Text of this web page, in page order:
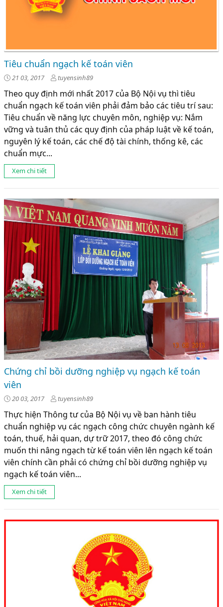
Tiêu chuẩn ngạch kế toán viên
21 03, 2017 tuyensinh89
Theo quy định mới nhất 2017 của Bộ Nội vụ thì tiêu
chuẩn ngạch kế toán viên phải đảm bảo các tiêu trí sau:
Tiêu chuẩn về năng lực chuyên môn, nghiệp vụ: Nắm
vững và tuân thủ các quy định của pháp luật về kế toán,
nguyên lý kế toán, các chế độ tài chính, thống kê, các
chuẩn mực...
Xem chi tiết
Chứng chỉ bồi dưỡng nghiệp vụ ngạch kế toán
viên
20 03, 2017 tuyensinh89
Thực hiện Thông tư của Bộ Nội vụ về ban hành tiêu
chuẩn nghiệp vụ các ngạch công chức chuyên ngành kế
toán, thuế, hải quan, dự trữ 2017, theo đó công chức
muốn thi nâng ngạch từ kế toán viên lên ngạch kế toán
viên chính cần phải có chứng chỉ bồi dưỡng nghiệp vụ
ngạch kế toán viên...
Xem chi tiết